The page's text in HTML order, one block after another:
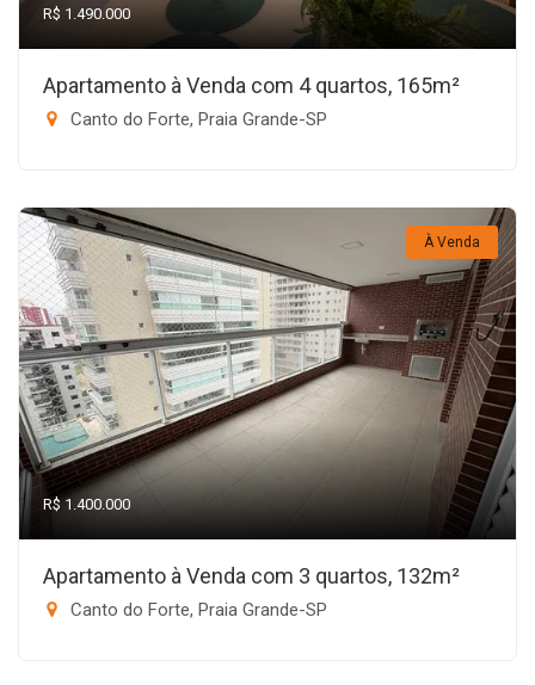
R$ 1.490.000
Apartamento à Venda com 4 quartos, 165m²
Canto do Forte, Praia Grande-SP
À Venda
R$ 1.400.000
Apartamento à Venda com 3 quartos, 132m²
Canto do Forte, Praia Grande-SP